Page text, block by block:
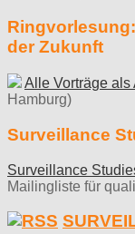
der Zukunft
Alle Vorträge als
Hamburg)
Surveillance
Surveillance
Mailingliste für